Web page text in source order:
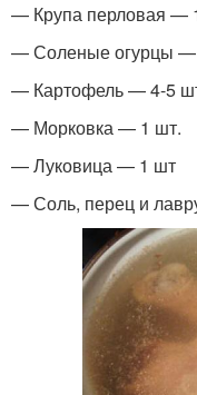
— Крупа перловая —
— Соленые огурцы —
— Картофель — 4-5
— Морковка — 1 шт.
— Луковица — 1 шт
— Соль, перец и